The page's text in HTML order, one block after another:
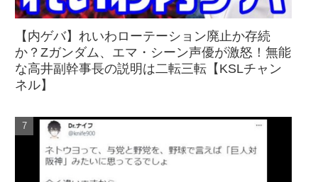
【内ゲバ】れいわローテーション廃止か存続
か？Zガンダム、エマ・シーン声優が激怒！無能
な高井副幹事長の説明は二転三転【KSLチャン
ネル】